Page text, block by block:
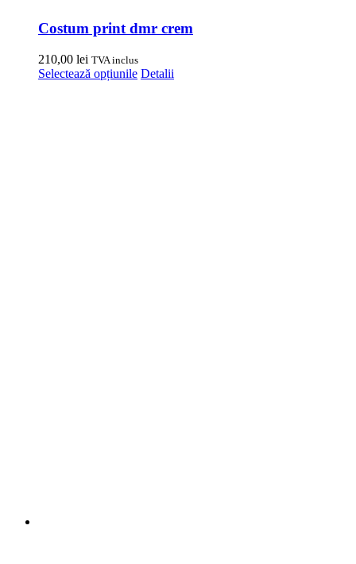
Costum print dmr crem
210,00 lei TVA inclus
Selectează opțiunile Acest
Detalii